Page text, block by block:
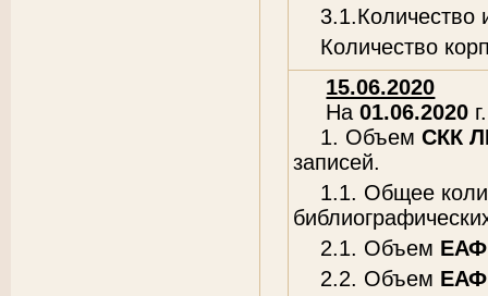
3.1.Количество
Количество
15.06.2020
На01.06.2020 г.
1. ОбъемСКК
записей.
1.1. Общее
2.1. Объем
2.2. Объем